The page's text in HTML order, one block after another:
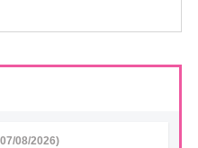
08/2026)